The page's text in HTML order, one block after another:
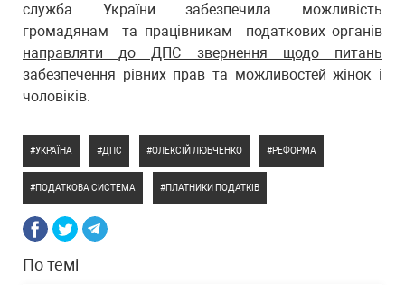
служба України забезпечила можливість
громадянам та працівникам податкових органів
направляти до ДПС звернення щодо питань
забезпечення рівних прав та можливостей жінок і
чоловіків.
УКРАЇНА ДПС ОЛЕКСІЙ ЛЮБЧЕНКО РЕФОРМА
ПОДАТКОВА СИСТЕМА ПЛАТНИКИ ПОДАТКІВ
По темі